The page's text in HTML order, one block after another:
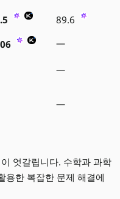
89.6
—
—
—
엇갈립니다. 수학과 과학
용한 복잡한 문제 해결에